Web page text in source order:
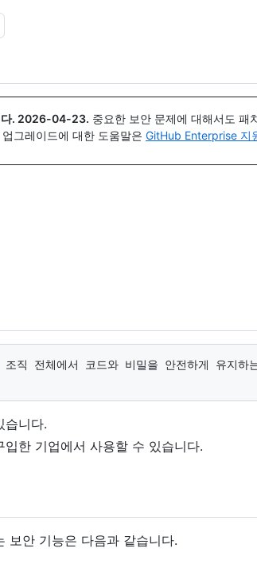
. 2026-04-23. 중요한 보안 문제에 대해서도 패
그레이드에 대한 도움말은 GitHub Enterprise 지
습니다.
한 기업에서 사용할 수 있습니다.
보안 기능은 다음과 같습니다.